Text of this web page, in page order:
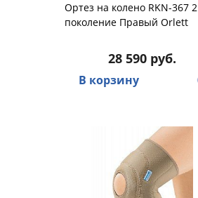
Ортез на колено RKN-367 2
поколение Правый Orlett
28 590 руб.
В корзину